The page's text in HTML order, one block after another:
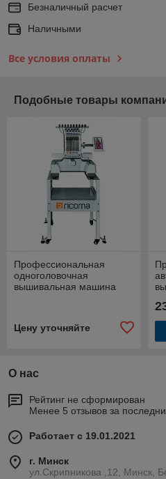
Безналичный расчет
Наличными
Все условия оплаты
Подобные товары
Профессиональная
одноголовочная
вышивальная машина
Цену уточняйте
О нас
Рейтинг не сформирован
Менее 5 отзывов за
Работает с 19.01.2021
г. Минск
ул.Скрипникова ,12, Минск,